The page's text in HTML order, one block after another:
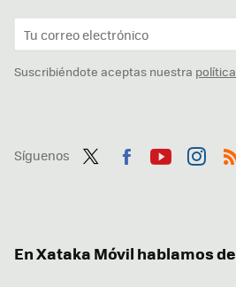
Suscribiéndote aceptas nuestra
Síguenos
En Xataka Móvil hablamos